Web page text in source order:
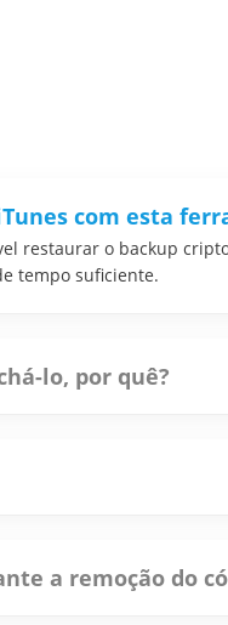
com esta
restaurar o backup
tempo suficiente.
lo, por quê?
a remoção do